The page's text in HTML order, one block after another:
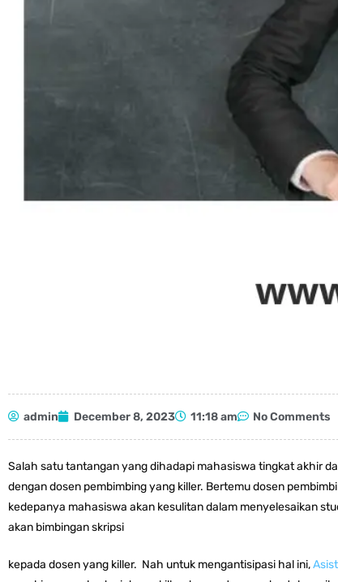
admin December 8, 2023 11:18 am No Comments
Salah satu tantangan yang dihadapi mahasiswa tingkat akhir
dengan dosen pembimbing yang killer. Bertemu dosen
kedepanya mahasiswa akan kesulitan dalam menyelesaikan
akan bimbingan skripsi
kepada dosen yang killer. Nah untuk mengantisipasi hal ini,